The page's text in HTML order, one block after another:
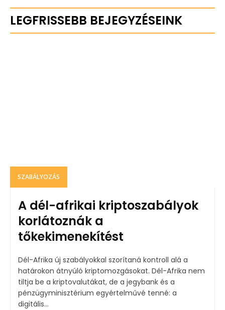
LEGFRISSEBB BEJEGYZÉSEINK
SZABÁLYOZÁS
A dél-afrikai kriptoszabályok
korlátoznák a
tőkekimenekítést
Dél-Afrika új szabályokkal szorítaná kontroll alá a
határokon átnyúló kriptomozgásokat. Dél-Afrika nem
tiltja be a kriptovalutákat, de a jegybank és a
pénzügyminisztérium egyértelművé tenné: a
digitális...